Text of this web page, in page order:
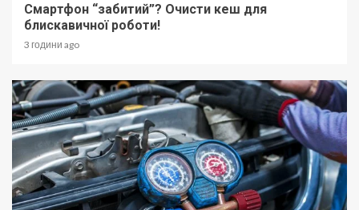
Смартфон “забитий”? Очисти кеш для
блискавичної роботи!
3 години ago